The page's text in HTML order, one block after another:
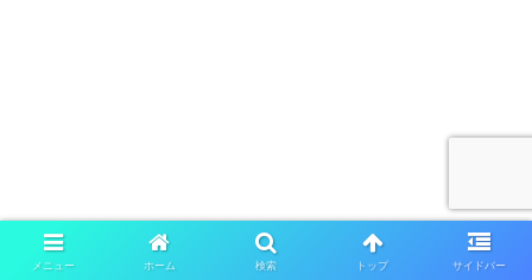
メニュー ホーム 検索 トップ サイドバー